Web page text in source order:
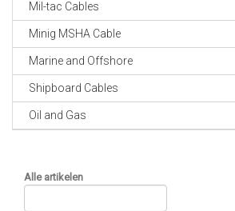
FIBER CABLE
GE-ASSEMBLEERDE
CABLE EQUIPEMENTS
Mil-tac Cables
Minig MSHA Cable
Marine and Offshore
Shipboard Cables
Oil and Gas
Alle artikelen